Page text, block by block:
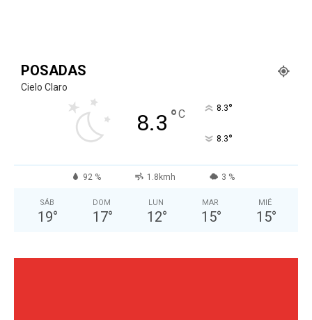
POSADAS
Cielo Claro
8.3 °C 8.3°
8.3°
92 % 1.8kmh 3 %
SÁB
19°
DOM
17°
LUN
12°
MAR
15°
MIÉ
15°